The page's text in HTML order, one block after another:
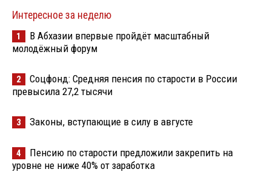
Интересное за неделю
1
В Абхазии впервые пройдёт масштабный
молодёжный форум
2
Соцфонд: Средняя пенсия по старости в России
превысила 27,2 тысячи
3 Законы, вступающие в силу в августе
4
Пенсию по старости предложили закрепить на
уровне не ниже 40% от заработка